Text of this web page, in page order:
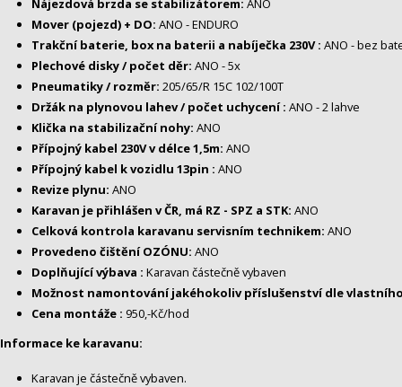
Nájezdová brzda se stabilizátorem: ANO
Mover (pojezd) + DO: ANO - ENDURO
Trakční baterie, box na baterii a nabíječka 230V : ANO - bez
Plechové disky / počet děr: ANO - 5x
Pneumatiky / rozměr: 205/65/R 15C 102/100T
Držák na plynovou lahev / počet uchycení : ANO - 2 lahve
Klička na stabilizační nohy: ANO
Přípojný kabel 230V v délce 1,5m: ANO
Přípojný kabel k vozidlu 13pin : ANO
Revize plynu: ANO
Karavan je přihlášen v ČR, má RZ - SPZ a STK: ANO
Celková kontrola karavanu servisním technikem: ANO
Provedeno čištění OZÓNU: ANO
Doplňující výbava : Karavan částečně vybaven
Možnost namontování jakéhokoliv příslušenství dle
Cena montáže : 950,-Kč/hod
Informace ke karavanu:
Karavan je částečně vybaven.